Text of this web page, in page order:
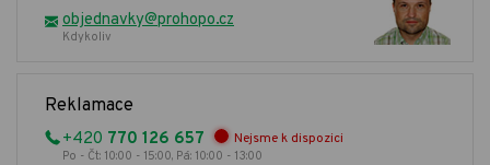
objednavky@prohopo.cz
Kdykoliv
Reklamace
+420 770 126 657 Nejsme k dispozici
Po - Čt: 10:00 - 15:00, Pá: 10:00 - 13:00